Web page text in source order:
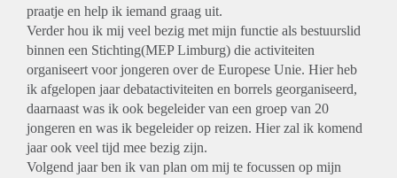
praatje en help ik iemand graag uit.
Verder hou ik mij veel bezig met mijn functie als bestuurslid
binnen een Stichting(MEP Limburg) die activiteiten
organiseert voor jongeren over de Europese Unie. Hier heb
ik afgelopen jaar debatactiviteiten en borrels georganiseerd,
daarnaast was ik ook begeleider van een groep van 20
jongeren en was ik begeleider op reizen. Hier zal ik komend
jaar ook veel tijd mee bezig zijn.
Volgend jaar ben ik van plan om mij te focussen op mijn